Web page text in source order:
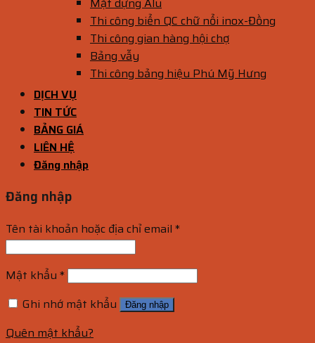
Thi công biển QC chữ nổi inox-Đồng
Thi công gian hàng hội chợ
Bảng vẫy
Thi công bảng hiệu Phú Mỹ Hưng
DỊCH VỤ
TIN TỨC
BẢNG GIÁ
LIÊN HỆ
Đăng nhập
Đăng nhập
Tên tài khoản hoặc địa chỉ email *
Mật khẩu *
Ghi nhớ mật khẩu
Đăng nhập
Quên mật khẩu?